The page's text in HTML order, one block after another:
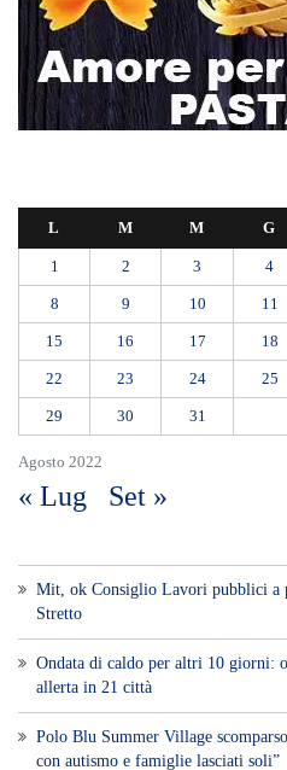
Agosto 2022
L M M G
1 2 3 4
8 9 10 11
15 16 17 18
22 23 24 25
29 30 31
« Lug Set »
Mit, ok Consiglio Lavori pubblici a
Stretto
Ondata di caldo per altri 10 giorni:
allerta in 21 città
Polo Blu Summer Village
con autismo e famiglie lasciati soli”